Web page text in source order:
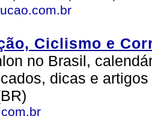
Ciclismo e
no Brasil,
dicas e